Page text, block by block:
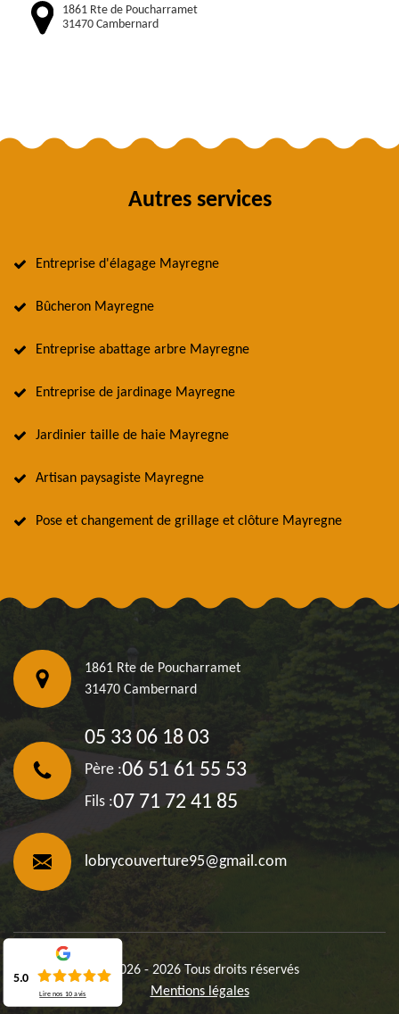
1861 Rte de Poucharramet
31470 Cambernard
Autres services
Entreprise d'élagage Mayregne
Bûcheron Mayregne
Entreprise abattage arbre Mayregne
Entreprise de jardinage Mayregne
Jardinier taille de haie Mayregne
Artisan paysagiste Mayregne
Pose et changement de grillage et clôture Mayregne
1861 Rte de Poucharramet
31470 Cambernard
05 33 06 18 03
Père :06 51 61 55 53
Fils :07 71 72 41 85
lobrycouverture95@gmail.com
©2026 - 2026 Tous droits réservés
Mentions légales
5.0
Lire nos10 avis